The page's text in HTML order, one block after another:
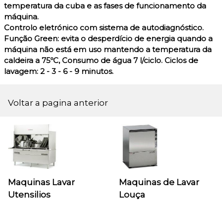
temperatura da cuba e as fases de funcionamento da
máquina.
Controlo eletrónico com sistema de autodiagnóstico.
Função Green: evita o desperdício de energia quando a
máquina não está em uso mantendo a temperatura da
caldeira a 75ºC, Consumo de água 7 l/ciclo. Ciclos de
lavagem: 2 - 3 - 6 - 9 minutos.
Voltar a pagina anterior
Maquinas Lavar
Utensilios
Maquinas de Lavar
Louça